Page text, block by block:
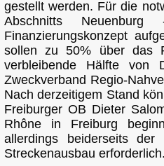
gestellt werden. Für die
Abschnitts
Finanzierungskonzept
sollen zu 50% über das
verbleibende Hälfte
Zweckverband Regio-
Nach derzeitigem Stand
Freiburger OB Dieter
Rhône in Freiburg
allerdings beiderseits
Streckenausbau